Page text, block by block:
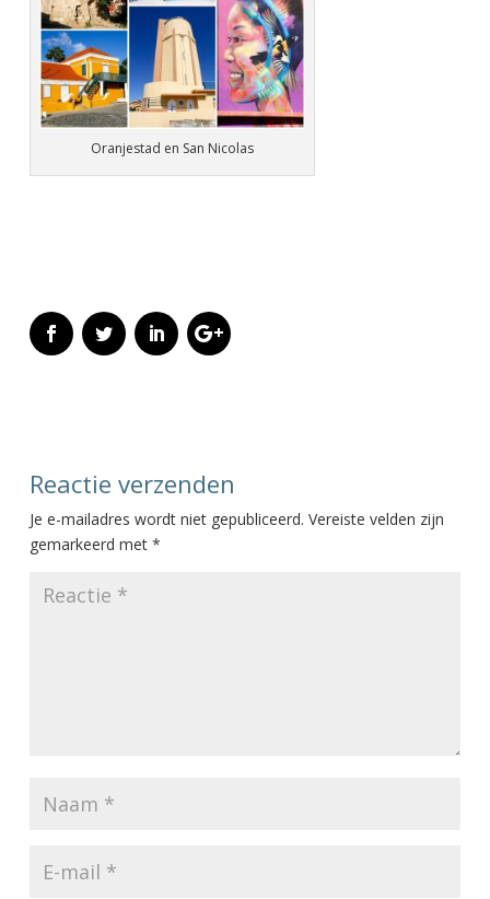
Oranjestad en San Nicolas
Reactie verzenden
Je e-mailadres wordt niet gepubliceerd. Vereiste velden zijn
gemarkeerd met *